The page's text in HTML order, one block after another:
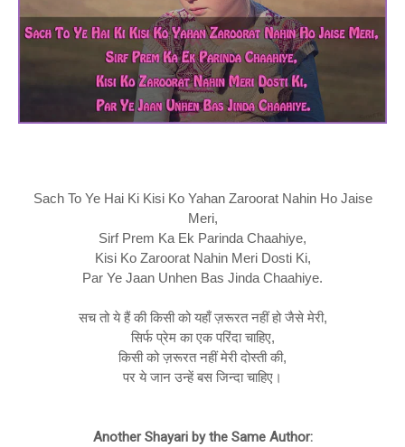
Sach To Ye Hai Ki Kisi Ko Yahan Zaroorat Nahin Ho Jaise
Meri,
Sirf Prem Ka Ek Parinda Chaahiye,
Kisi Ko Zaroorat Nahin Meri Dosti Ki,
Par Ye Jaan Unhen Bas Jinda Chaahiye.
सच तो ये हैं की किसी को यहाँ ज़रूरत नहीं हो जैसे मेरी,
सिर्फ प्रेम का एक परिंदा चाहिए,
किसी को ज़रूरत नहीं मेरी दोस्ती की,
पर ये जान उन्हें बस जिन्दा चाहिए।
Another Shayari by the Same Author: